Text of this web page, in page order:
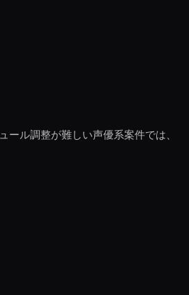
ル調整が難しい声優系案件では、